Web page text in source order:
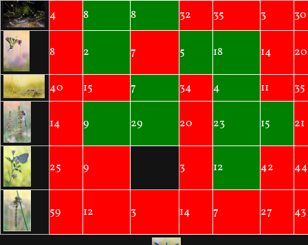
4 8 8 32 35 3 30
8 2 7 5 18 14 20
40 15 7 34 4 11 35
14 9 29 20 23 15 21
25 9 3 12 42 44
59 12 3 14 7 27 43